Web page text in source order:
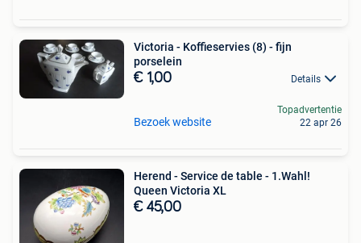
Victoria - Koffieservies (8) - fijn
porselein
€ 1,00 Details
Bezoek website
Topadvertentie
22 apr 26
Herend - Service de table - 1.Wahl!
Queen Victoria XL
€ 45,00